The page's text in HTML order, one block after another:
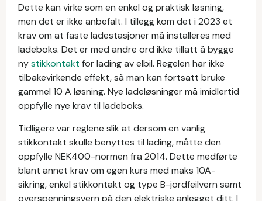
Dette kan virke som en enkel og praktisk løsning,
men det er ikke anbefalt. I tillegg kom det i 2023 et
krav om at faste ladestasjoner må installeres med
ladeboks. Det er med andre ord ikke tillatt å bygge
nystikkontakt for lading av elbil. Regelen har ikke
tilbakevirkende effekt, så man kan fortsatt bruke
gammel 10 A løsning. Nye ladeløsninger må imidlertid
oppfylle nye krav til ladeboks.
Tidligere var reglene slik at dersom en vanlig
stikkontakt skulle benyttes til lading, måtte den
oppfylle NEK400-normen fra 2014. Dette medførte
blant annet krav om egen kurs med maks 10A-
sikring, enkel stikkontakt og type B-jordfeilvern samt
overspenningsvern på den elektriske anlegget ditt. I